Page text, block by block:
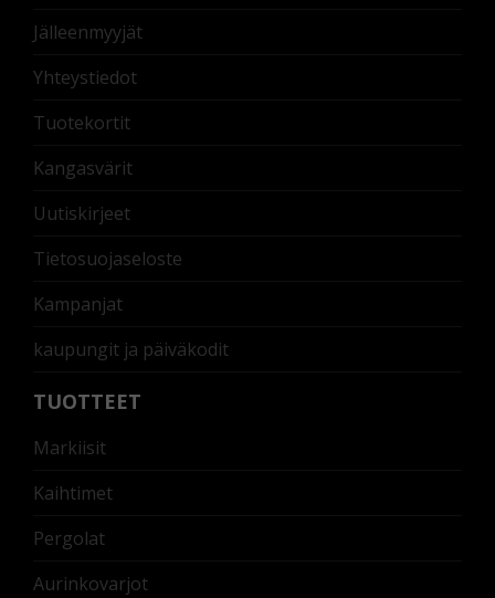
Jälleenmyyjät
Yhteystiedot
Tuotekortit
Kangasvärit
Uutiskirjeet
Tietosuojaseloste
Kampanjat
kaupungit ja päiväkodit
TUOTTEET
Markiisit
Kaihtimet
Pergolat
Aurinkovarjot